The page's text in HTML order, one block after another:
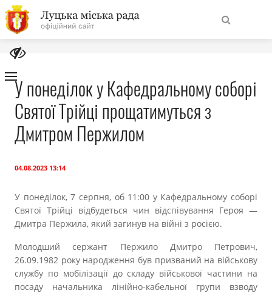
На
головну
Навігація
сайту
Про місто
Бюджет
Публічна інформація
Прозорість влади
У понеділок у Кафедральному соборі
Святої Трійці прощатимуться з
Дмитром Пержилом
04.08.2023 13:14
У понеділок, 7 серпня, об 11:00 у Кафедральному соборі
Святої Трійці відбудеться чин відспівування Героя —
Дмитра Пержила, який загинув на війні з росією.
Молодший сержант Пержило Дмитро Петрович,
26.09.1982 року народження був призваний на військову
службу по мобілізації до складу військової частини на
посаду начальника лінійно-кабельної групи взводу